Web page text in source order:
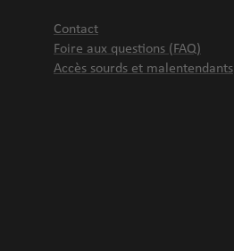
Contact
Foire aux questions (FAQ)
Accès sourds et malentendants